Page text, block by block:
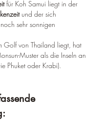
für Koh Samui liegt in der
und der sich
sehr sonnigen
Golf von Thailand liegt, hat
Muster als die Inseln an
Phuket oder Krabi).